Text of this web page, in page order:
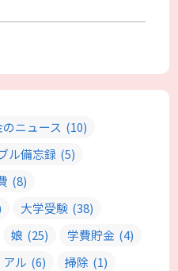
のニュース (10)
ル備忘録 (5)
(8)
大学受験 (38)
娘 (25) 学費貯金 (4)
ル (6) 掃除 (1)